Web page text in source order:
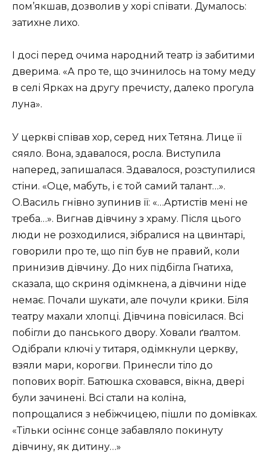
пом’якшав, дозволив у хорі співати. Думалось:
затихне лихо.
І досі перед очима народний театр із забитими
дверима. «А про те, що зчинилось на тому меду
в селі Ярках на другу пречисту, далеко прогула
луна».
У церкві співав хор, серед них Тетяна. Лице її
сяяло. Вона, здавалося, росла. Виступила
наперед, запишалася. Здавалося, розступилися
стіни. «Оце, мабуть, і є той самий талант…».
О.Василь гнівно зупинив її: «…Артистів мені не
треба…». Вигнав дівчину з храму. Після цього
люди не розходилися, зібралися на цвинтарі,
говорили про те, що піп був не правий, коли
принизив дівчину. До них підбігла Гнатиха,
сказала, що скриня одімкнена, а дівчини ніде
немає. Почали шукати, але почули крики. Біля
театру махали хлопці. Дівчина повісилася. Всі
побігли до панського двору. Ховали ґвалтом.
Одібрали ключі у титаря, одімкнули церкву,
взяли мари, корогви. Принесли тіло до
попових воріт. Батюшка сховався, вікна, двері
були зачинені. Всі стали на коліна,
попрощалися з небіжчицею, пішли по домівках.
«Тільки осіннє сонце забавляло покинуту
дівчину, як дитину…»